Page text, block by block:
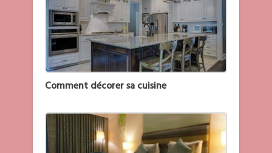
Comment décorer sa cuisine